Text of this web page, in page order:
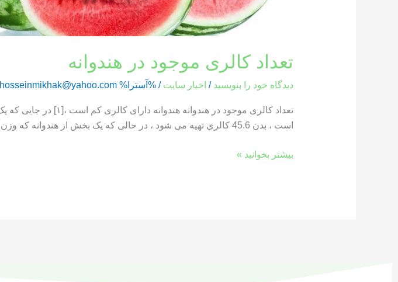
تعداد کالری موجود در هندوانه
دیدگاه‌ خود را بنویسید / اخبار سایت / %آسترا% hosseinmikhak@yahoo.com
است ، بدن 45.6 کالری تهیه می شود ، در حالی که یک بخش از هندوانه که وزن آن 286 گرم است ، حاوی 85.8 کالری است […]
بیشتر بخوانید »